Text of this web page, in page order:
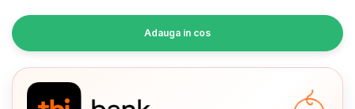
BAIE SI TOALETA
Informatii companie
Adauga in cos